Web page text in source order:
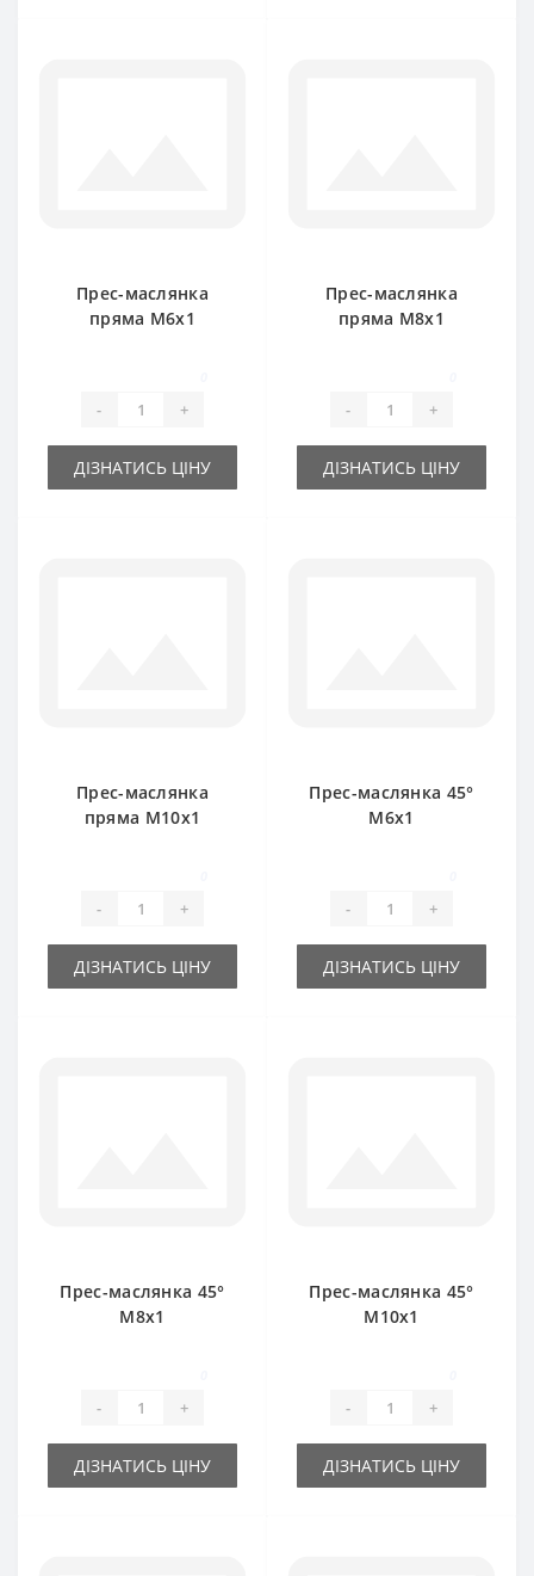
Прес-маслянка
пряма М6х1
- +
ДІЗНАТИСЬ ЦІНУ
Прес-маслянка
пряма М8х1
- +
ДІЗНАТИСЬ ЦІНУ
Прес-маслянка
пряма М10х1
- +
ДІЗНАТИСЬ ЦІНУ
Прес-маслянка 45°
М6х1
- +
ДІЗНАТИСЬ ЦІНУ
Прес-маслянка 45°
М8х1
- +
ДІЗНАТИСЬ ЦІНУ
Прес-маслянка 45°
М10х1
- +
ДІЗНАТИСЬ ЦІНУ